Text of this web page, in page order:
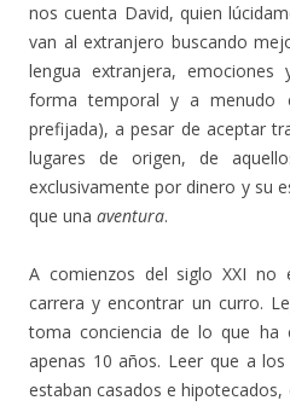
nos cuenta David, quien
van al extranjero buscando
lengua extranjera,
forma temporal y a menudo
prefijada), a pesar de aceptar
lugares de origen, de
exclusivamente por dinero y su
que una aventura.
A comienzos del siglo XXI no
carrera y encontrar un curro.
toma conciencia de lo que ha
apenas 10 años. Leer que a
estaban casados e